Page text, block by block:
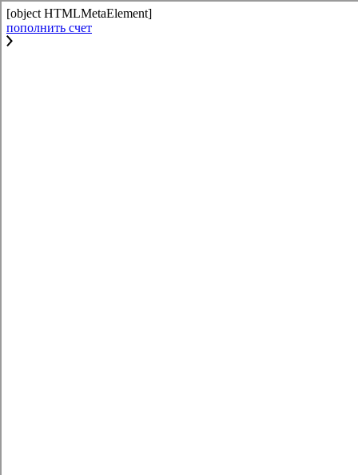
[object HTMLMetaElement]
пополнить счет